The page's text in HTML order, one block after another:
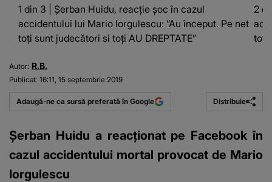
1 din 3 | Șerban Huidu, reacție șoc în cazul
accidentului lui Mario Iorgulescu: ”Au început. Pe net
toți sunt judecători si toți AU DREPTATE”
2
toți
Autor: R.B.
Publicat: 16:11, 15 septembrie 2019
Adaugă-ne ca sursă preferată în Google Distribuie
Șerban Huidu a reacționat pe Facebook în
cazul accidentului mortal provocat de Mario
Iorgulescu